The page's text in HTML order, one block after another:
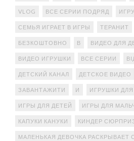
VLOG ВСЕ СЕРИИ ПОДРЯД
СЕМЬЯ ИГРАЕТ В ИГРЫ ТЕРАНИТ
БЕЗКОШТОВНО В ВИДЕО ДЛЯ
ВИДЕО ИГРУШКИ ВСЕ СЕРИИ
ДЕТСКИЙ КАНАЛ ДЕТСКОЕ ВИДЕО
ЗАВАНТАЖИТИ И ИГРУШКИ ДЛЯ
ИГРЫ ДЛЯ ДЕТЕЙ ИГРЫ ДЛЯ
КАПУКИ КАНУКИ КИНДЕР
МАЛЕНЬКАЯ ДЕВОЧКА РАСКРЫВАЕТ